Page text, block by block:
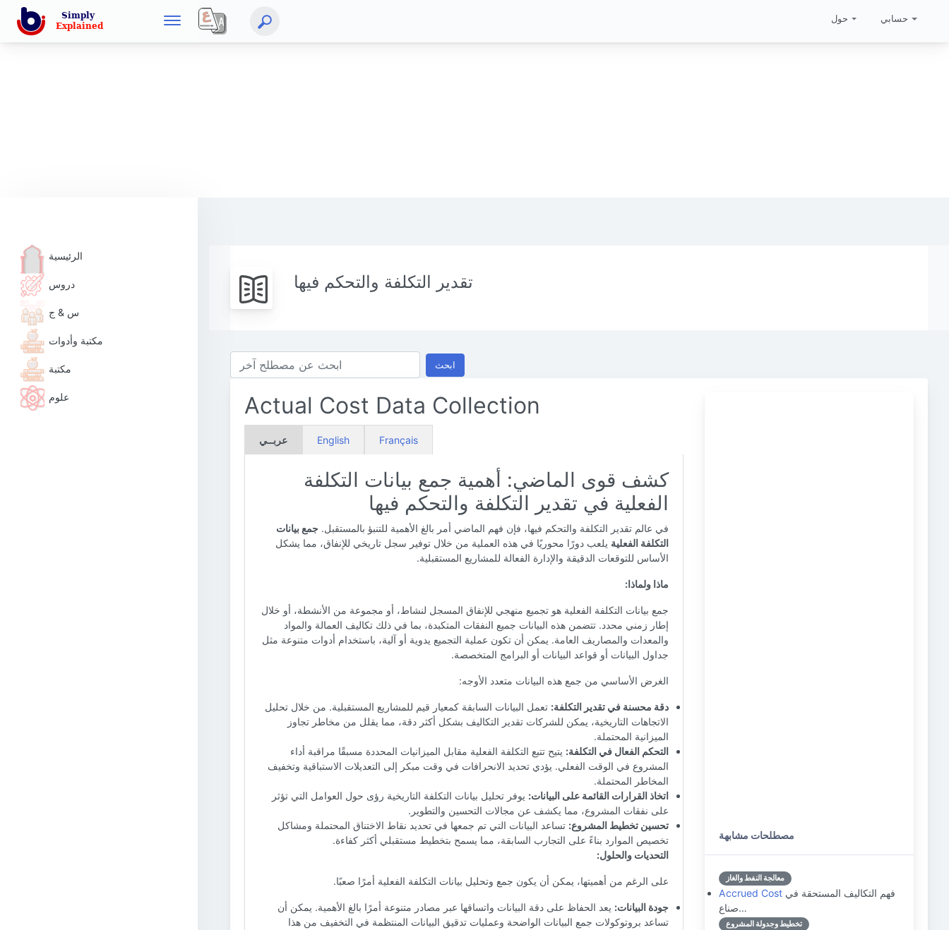
حول حسابي
الرئيسية
دروس
س & ج
مكتبة وأدوات
مكتبة
علوم
تقدير التكلفة والتحكم فيها
ابحث
Actual Cost Data Collection
عربــي English Français
كشف قوى الماضي: أهمية جمع بيانات التكلفة
الفعلية في تقدير التكلفة والتحكم فيها
في عالم تقدير التكلفة والتحكم فيها، فإن فهم الماضي أمر بالغ الأهمية للتنبؤ بالمستقبل. جمع بيانات
التكلفة الفعلية يلعب دورًا محوريًا في هذه العملية من خلال توفير سجل تاريخي للإنفاق، مما يشكل
الأساس للتوقعات الدقيقة والإدارة الفعالة للمشاريع المستقبلية.
ماذا ولماذا:
جمع بيانات التكلفة الفعلية هو تجميع منهجي للإنفاق المسجل لنشاط، أو مجموعة من الأنشطة، أو خلال
إطار زمني محدد. تتضمن هذه البيانات جميع النفقات المتكبدة، بما في ذلك تكاليف العمالة والمواد
والمعدات والمصاريف العامة. يمكن أن تكون عملية التجميع يدوية أو آلية، باستخدام أدوات متنوعة مثل
جداول البيانات أو قواعد البيانات أو البرامج المتخصصة.
الغرض الأساسي من جمع هذه البيانات متعدد الأوجه:
دقة محسنة في تقدير التكلفة: تعمل البيانات السابقة كمعيار قيم للمشاريع المستقبلية. من خلال تحليل
الاتجاهات التاريخية، يمكن للشركات تقدير التكاليف بشكل أكثر دقة، مما يقلل من مخاطر تجاوز
الميزانية المحتملة.
التحكم الفعال في التكلفة: يتيح تتبع التكلفة الفعلية مقابل الميزانيات المحددة مسبقًا مراقبة أداء
المشروع في الوقت الفعلي. يؤدي تحديد الانحرافات في وقت مبكر إلى التعديلات الاستباقية وتخفيف
المخاطر المحتملة.
اتخاذ القرارات القائمة على البيانات: يوفر تحليل بيانات التكلفة التاريخية رؤى حول العوامل التي تؤثر
على نفقات المشروع، مما يكشف عن مجالات التحسين والتطوير.
تحسين تخطيط المشروع: تساعد البيانات التي تم جمعها في تحديد نقاط الاختناق المحتملة ومشاكل
تخصيص الموارد بناءً على التجارب السابقة، مما يسمح بتخطيط مستقبلي أكثر كفاءة.
التحديات والحلول:
على الرغم من أهميتها، يمكن أن يكون جمع وتحليل بيانات التكلفة الفعلية أمرًا صعبًا.
جودة البيانات: يعد الحفاظ على دقة البيانات واتساقها عبر مصادر متنوعة أمرًا بالغ الأهمية. يمكن أن
تساعد بروتوكولات جمع البيانات الواضحة وعمليات تدقيق البيانات المنتظمة في التخفيف من هذا
مصطلحات مشابهة
معالجة النفط والغاز
Accrued Cost
صناع…
تخطيط وجدولة المشروع